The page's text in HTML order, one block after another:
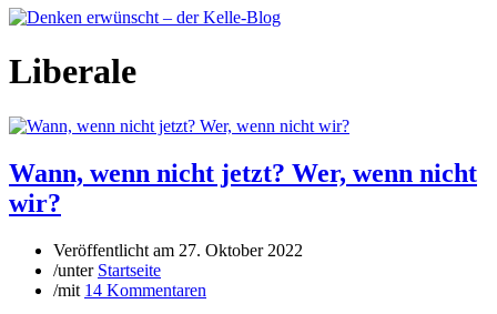
Liberale
Wann, wenn nicht jetzt? Wer, wenn nicht
wir?
Veröffentlicht am 27. Oktober 2022
/unter Startseite
/mit 14 Kommentaren